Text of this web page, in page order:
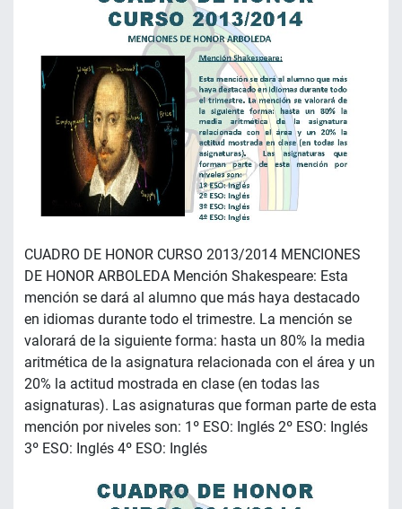
CUADRO DE HONOR CURSO 2013/2014 MENCIONES
DE HONOR ARBOLEDA Mención Shakespeare: Esta
mención se dará al alumno que más haya destacado
en idiomas durante todo el trimestre. La mención se
valorará de la siguiente forma: hasta un 80% la media
aritmética de la asignatura relacionada con el área y un
20% la actitud mostrada en clase (en todas las
asignaturas). Las asignaturas que forman parte de esta
mención por niveles son: 1º ESO: Inglés 2º ESO: Inglés
3º ESO: Inglés 4º ESO: Inglés